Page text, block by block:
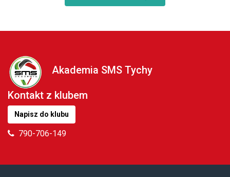
Akademia SMS Tychy
Kontakt z klubem
Napisz do klubu
790-706-149